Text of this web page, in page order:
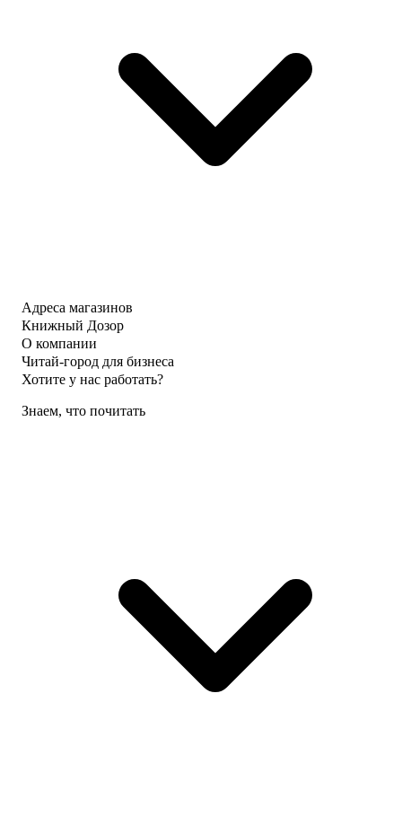
Адреса магазинов
Книжный Дозор
О компании
Читай-город для бизнеса
Хотите у нас работать?
Знаем, что почитать